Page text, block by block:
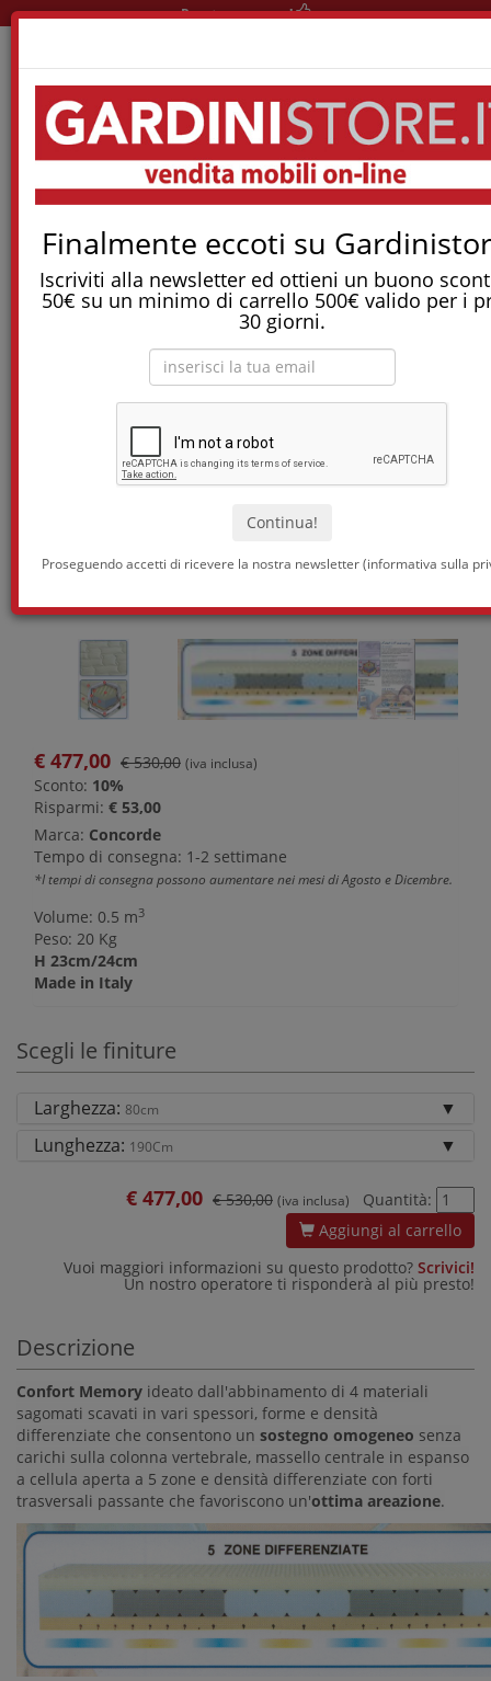
Finalmente eccoti su
Iscriviti alla newsletter ed ottieni un buono
50€ su un minimo di carrello 500€ valido per i
30 giorni.
Proseguendo accetti di ricevere la nostra newsletter (informativa sulla
Pronta consegna!
Tostapane, tritatutto, aspirapolvere, friggitrice
e molti altri Elettrodomestici!
Materasso Confort-Memory sfoderabile
€ 477,00 € 530,00 (iva inclusa)
Sconto: 10%
Risparmi: € 53,00
Marca: Concorde
Tempo di consegna: 1-2 settimane
*I tempi di consegna possono aumentare nei mesi di Agosto e Dicembre.
Volume: 0.5 m3
Peso: 20 Kg
H 23cm/24cm
Made in Italy
Scegli le finiture
Larghezza: 80cm
Lunghezza: 190Cm
€ 477,00 € 530,00 (iva inclusa)
Quantità:
Aggiungi al carrello
Vuoi maggiori informazioni su questo prodotto? Scrivici!
Un nostro operatore ti risponderà al più presto!
Descrizione
Confort Memory ideato dall'abbinamento di 4 materiali
sagomati scavati in vari spessori, forme e densità
differenziate che consentono un sostegno omogeneo senza
carichi sulla colonna vertebrale, massello centrale in espanso
a cellula aperta a 5 zone e densità differenziate con forti
trasversali passante che favoriscono un'ottima areazione.